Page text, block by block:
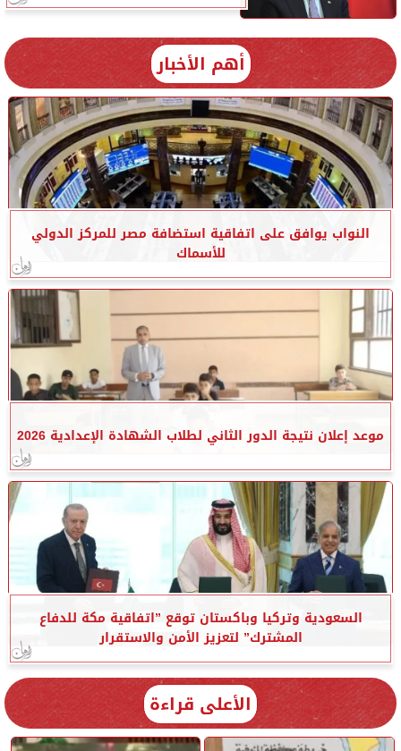
أهم الأخبار
النواب يوافق على اتفاقية استضافة مصر للمركز الدولي
للأسماك
موعد إعلان نتيجة الدور الثاني لطلاب الشهادة الإعدادية 2026
السعودية وتركيا وباكستان توقع ”اتفاقية مكة للدفاع
المشترك” لتعزيز الأمن والاستقرار
الأعلى قراءة